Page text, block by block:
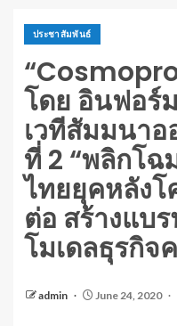
ประชาสัมพันธ์
โดย อินฟอร์
เวทีสัมมนา
ที่ 2 “พลิกโฉ
ไทยยุคหลังโ
ต่อ สร้างแบ
โมเดลธุรกิจ
admin June 24, 2020